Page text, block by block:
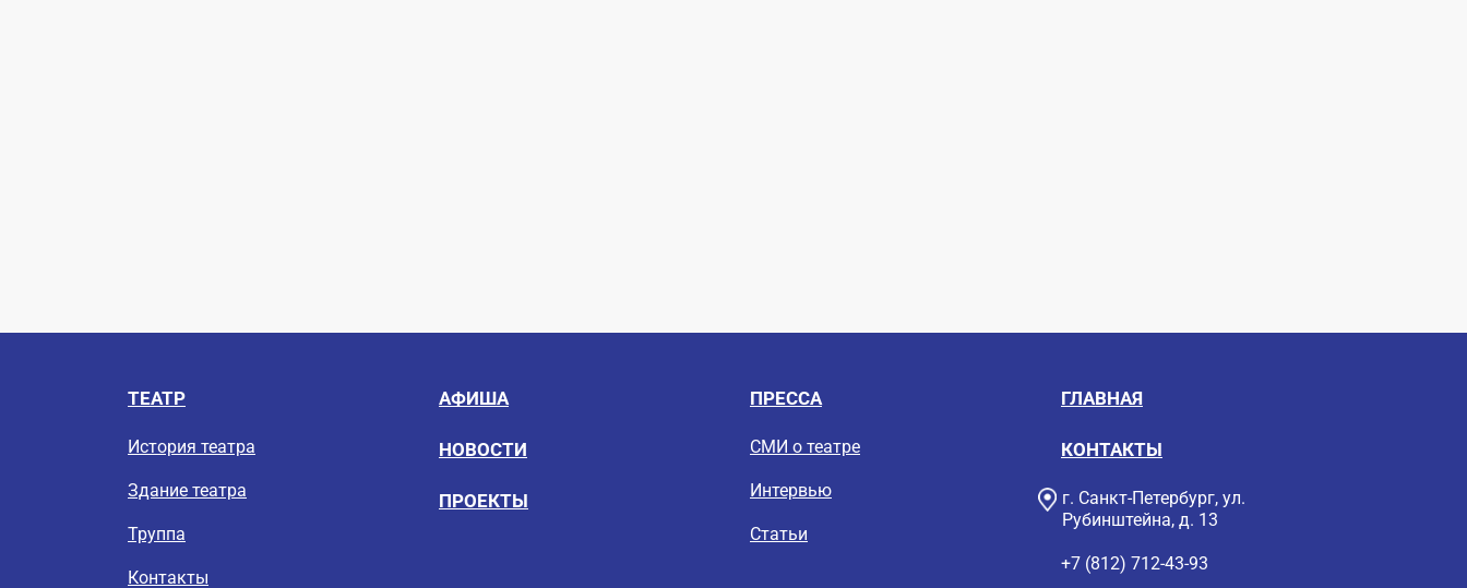
ТЕАТР
История театра
Здание театра
Труппа
Контакты
АФИША
НОВОСТИ
ПРОЕКТЫ
ПРЕССА
СМИ о театре
Интервью
Статьи
ГЛАВНАЯ
КОНТАКТЫ
г. Санкт-Петербург, ул.
Рубинштейна, д. 13
+7 (812) 712-43-93